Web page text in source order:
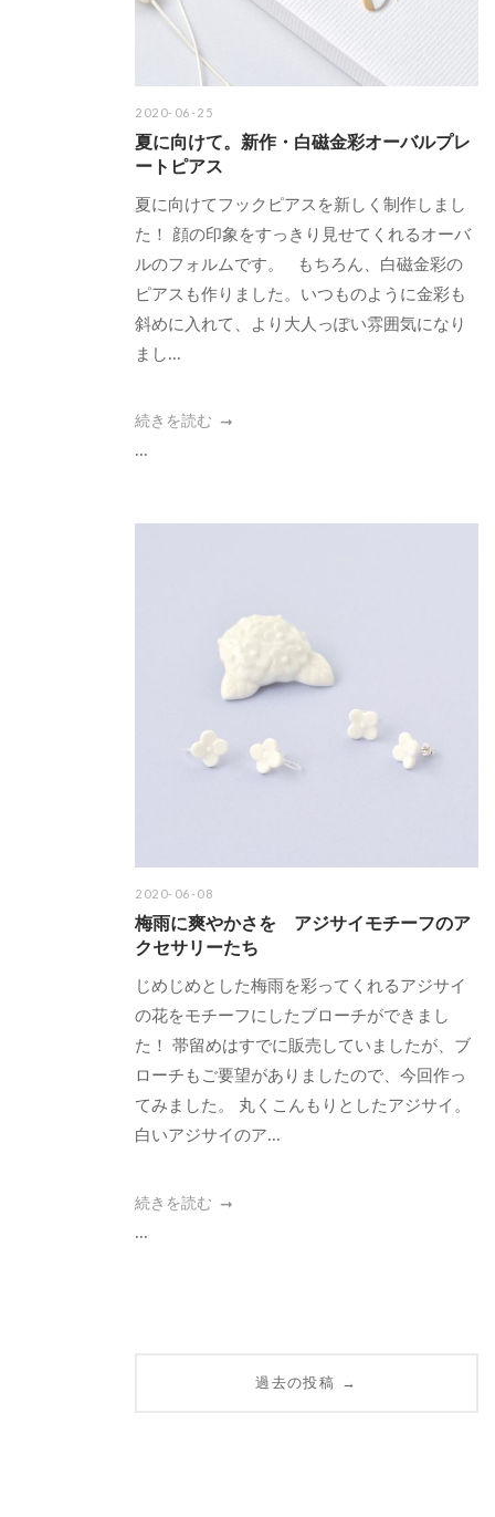
2020-06-25
夏に向けて。新作・白磁金彩オーバルプレ
ートピアス
夏に向けてフックピアスを新しく制作しまし
た！ 顔の印象をすっきり見せてくれるオーバ
ルのフォルムです。 もちろん、白磁金彩の
ピアスも作りました。いつものように金彩も
斜めに入れて、より大人っぽい雰囲気になり
まし...
続きを読む
...
2020-06-08
梅雨に爽やかさを アジサイモチーフのア
クセサリーたち
じめじめとした梅雨を彩ってくれるアジサイ
の花をモチーフにしたブローチができまし
た！ 帯留めはすでに販売していましたが、ブ
ローチもご要望がありましたので、今回作っ
てみました。 丸くこんもりとしたアジサイ。
白いアジサイのア...
続きを読む
...
過去の投稿 →